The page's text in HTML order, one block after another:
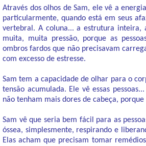
Através dos olhos de Sam, ele vê a
particularmente, quando está em seus
vertebral. A coluna... a estrutura inteira,
muita, muita pressão, porque as
ombros fardos que não precisavam
com excesso de estresse.
Sam tem a capacidade de olhar para o
tensão acumulada. Ele vê essas
não tenham mais dores de cabeça,
Sam vê que seria bem fácil para as
óssea, simplesmente, respirando e
Elas acham que precisam tomar